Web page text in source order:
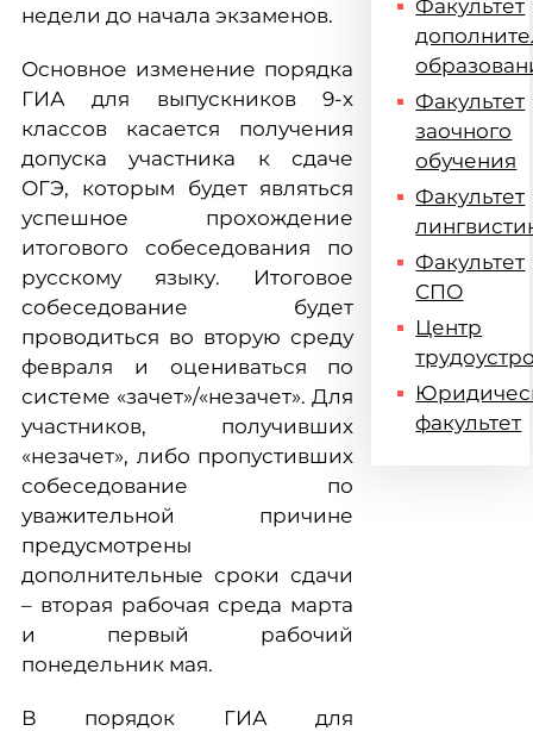
недели до начала экзаменов.
Основное изменение порядка
ГИА для выпускников 9-х
классов касается получения
допуска участника к сдаче
ОГЭ, которым будет являться
успешное прохождение
итогового собеседования по
русскому языку. Итоговое
собеседование будет
проводиться во вторую среду
февраля и оцениваться по
системе «зачет»/«незачет». Для
участников, получивших
«незачет», либо пропустивших
собеседование по
уважительной причине
предусмотрены
дополнительные сроки сдачи
– вторая рабочая среда марта
и первый рабочий
понедельник мая.
В порядок ГИА для
Факультет
Факультет
заочного
обучения
Факультет
Факультет
СПО
Центр
факультет